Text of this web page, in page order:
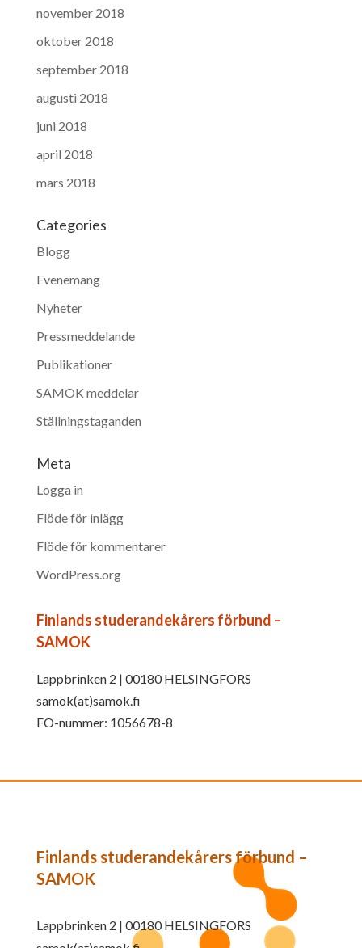
november 2018
oktober 2018
september 2018
augusti 2018
juni 2018
april 2018
mars 2018
Categories
Blogg
Evenemang
Nyheter
Pressmeddelande
Publikationer
SAMOK meddelar
Ställningstaganden
Meta
Logga in
Flöde för inlägg
Flöde för kommentarer
WordPress.org
Finlands studerandekårers förbund –
SAMOK
Lappbrinken 2 | 00180 HELSINGFORS
samok(at)samok.fi
FO-nummer: 1056678-8
Finlands studerandekårers förbund –
SAMOK
Lappbrinken 2 | 00180 HELSINGFORS